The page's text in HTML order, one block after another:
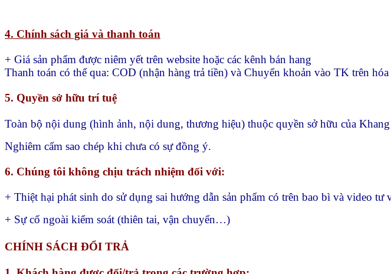
4. Chính sách giá và thanh toán
+ Giá sản phẩm được niêm yết trên website hoặc các kênh bán hang
Thanh toán có thể qua: COD (nhận hàng trả tiền) và Chuyển khoản vào TK trên hóa
5. Quyền sở hữu trí tuệ
Toàn bộ nội dung (hình ảnh, nội dung, thương hiệu) thuộc quyền sở hữu của
Nghiêm cấm sao chép khi chưa có sự đồng ý.
6. Chúng tôi không chịu trách nhiệm đối với:
+ Thiệt hại phát sinh do sử dụng sai hướng dẫn sản phẩm có trên bao bì và
+ Sự cố ngoài kiểm soát (thiên tai, vận chuyển…)
CHÍNH SÁCH ĐỔI TRẢ